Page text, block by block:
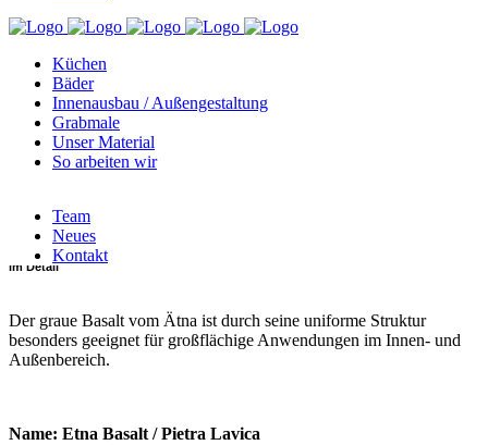
Küchen
Bäder
Innenausbau / Außengestaltung
Grabmale
Unser Material
So arbeiten wir
Team
Neues
Kontakt
Kategorie
für Innenbereich
Basalt
im Detail
Der graue Basalt vom Ätna ist durch seine uniforme Struktur
besonders geeignet für großflächige Anwendungen im Innen- und
Außenbereich.
Name: Etna Basalt / Pietra Lavica